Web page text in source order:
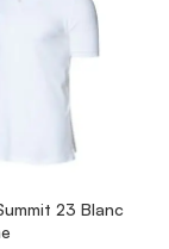
23 Blanc